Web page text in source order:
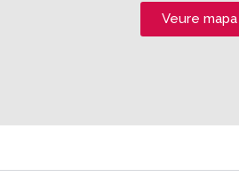
Veure mapa